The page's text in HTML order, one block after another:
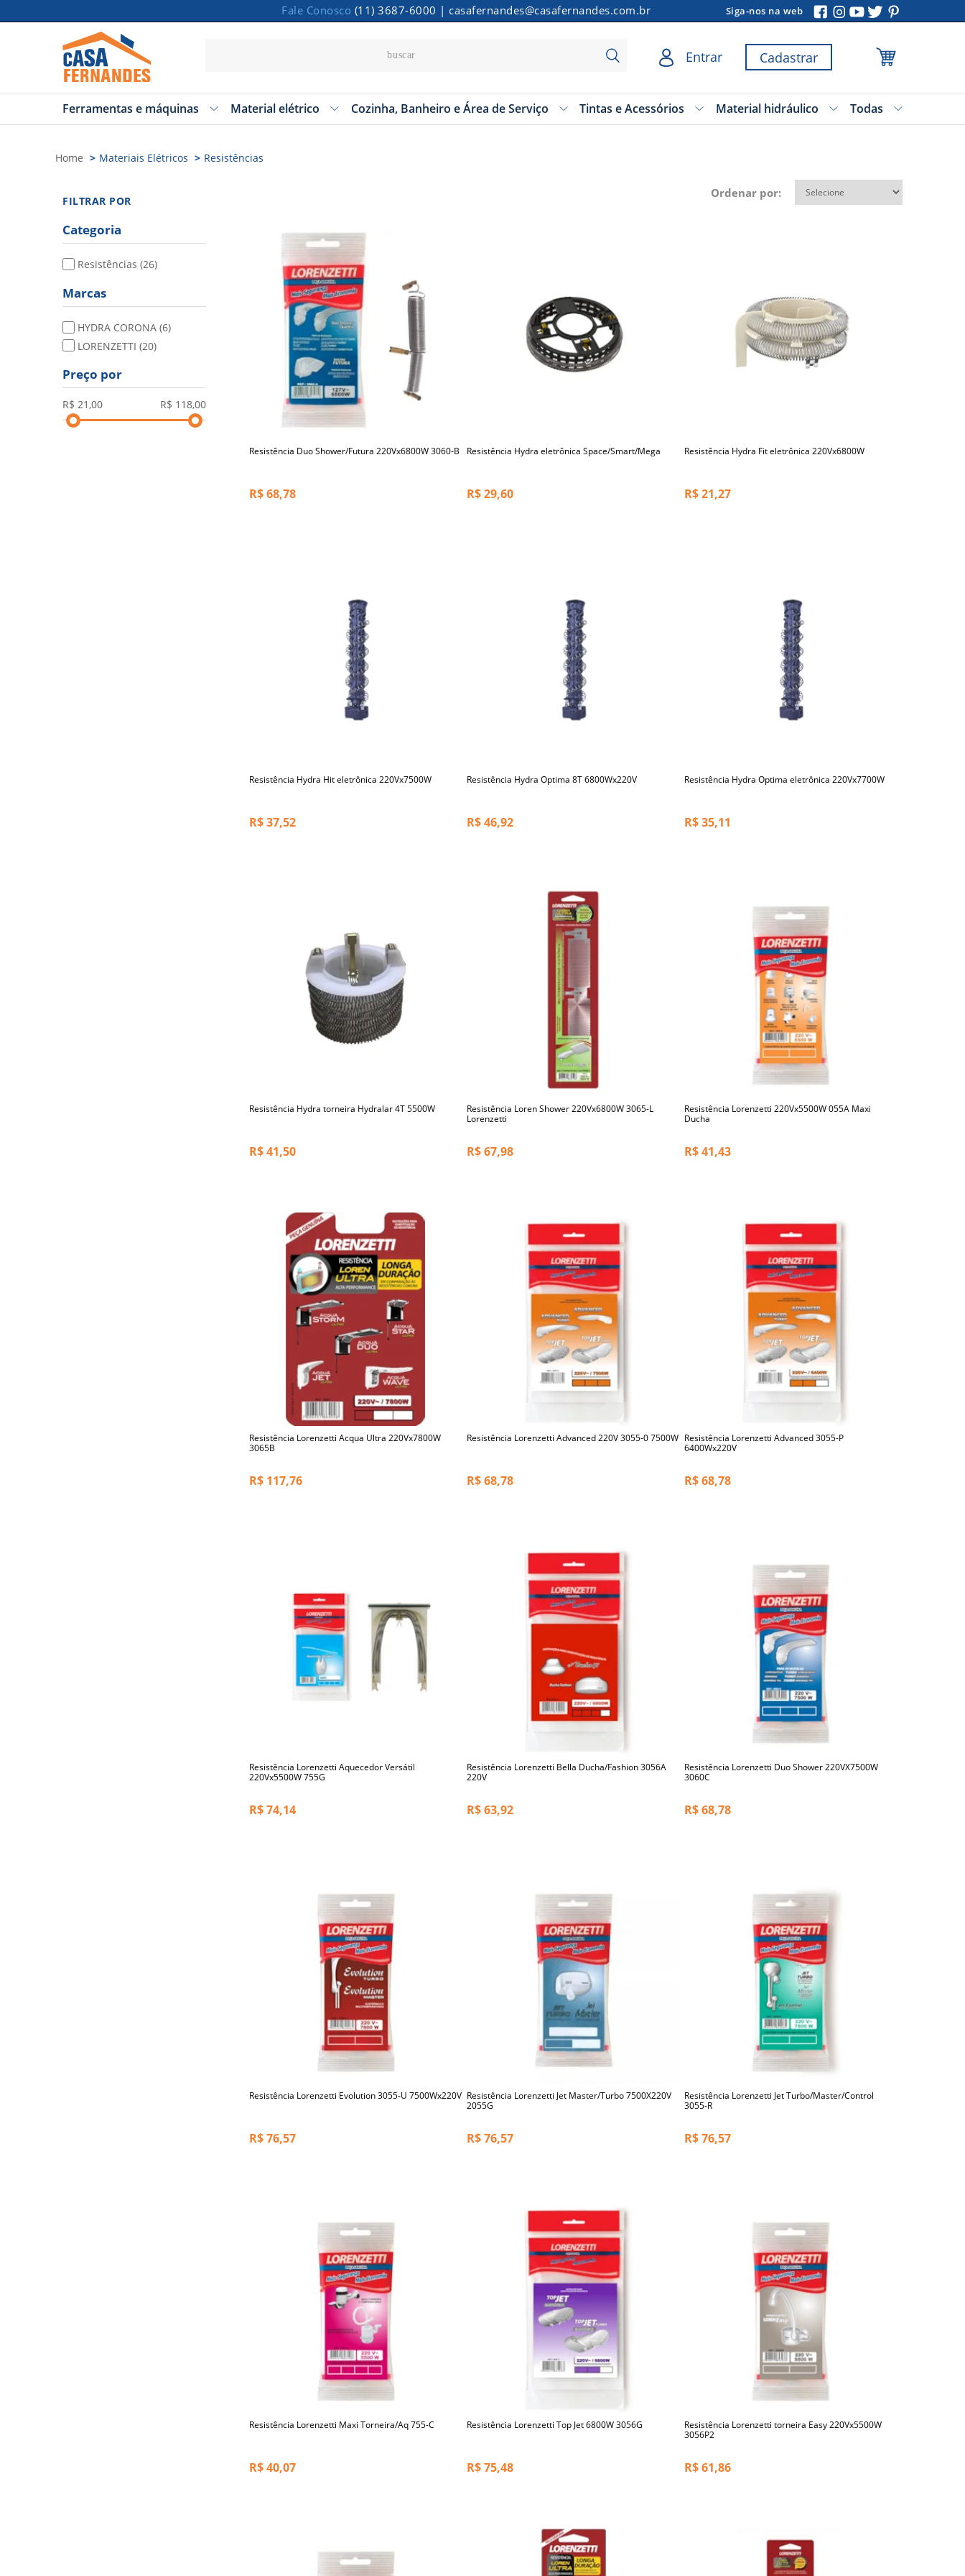
Fale Conosco (11) 3687-6000 | casafernandes@casafernandes.com.br Siga-nos na web
Entrar Cadastrar
Todas
Ferramentas e máquinas Material elétrico Cozinha, Banheiro e Área de Serviço Tintas e Acessórios
Material hidráulico
Home Materiais Elétricos Resistências
FILTRAR POR
Categoria
Resistências (26)
Marcas
HYDRA CORONA (6)
LORENZETTI (20)
Preço por
Ordenar por:
Resistência Duo Shower/Futura 220Vx6800W 3060-B
R$68,78
Resistência Hydra eletrônica Space/Smart/Mega
R$29,60
Resistência Hydra Fit eletrônica 220Vx6800W
R$ 21,27
Resistência Hydra Hit eletrônica 220Vx7500W
R$37,52
Resistência Hydra Optima 8T 6800Wx220V
R$46,92
Resistência Hydra Optima eletrônica 220Vx7700W
R$ 35,11
Resistência Hydra torneira Hydralar 4T 5500W
R$41,50
Resistência Loren Shower 220Vx6800W 3065-L
Lorenzetti
R$67,98
Resistência Lorenzetti 220Vx5500W 055A Maxi
Ducha
R$ 41,43
Resistência Lorenzetti Acqua Ultra 220Vx7800W
3065B
R$ 117,76
Resistência Lorenzetti Advanced 220V 3055-0 7500W
R$68,78
Resistência Lorenzetti Advanced 3055-P
6400Wx220V
R$ 68,78
Resistência Lorenzetti Aquecedor Versátil
220Vx5500W 755G
R$74,14
Resistência Lorenzetti Bella Ducha/Fashion 3056A
220V
R$63,92
Resistência Lorenzetti Duo Shower 220VX7500W
3060C
R$ 68,78
Resistência Lorenzetti Evolution 3055-U 7500Wx220V
R$76,57
Resistência Lorenzetti Jet Master/Turbo 7500X220V
2055G
R$76,57
Resistência Lorenzetti Jet Turbo/Master/Control
3055-R
R$ 76,57
Resistência Lorenzetti Maxi Torneira/Aq 755-C
R$40,07
Resistência Lorenzetti Top Jet 6800W 3056G
R$75,48
Resistência Lorenzetti torneira Easy 220Vx5500W
3056P2
R$ 61,86